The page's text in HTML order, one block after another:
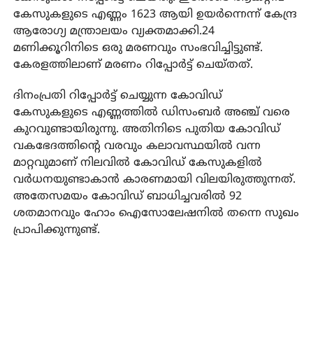
കേസുകളുടെ എണ്ണം 1623 ആയി ഉയര്‍ന്നെന്ന് കേന്ദ്ര
ആരോഗ്യ മന്ത്രാലയം വ്യക്തമാക്കി.24
മണിക്കൂറിനിടെ ഒരു മരണവും സംഭവിച്ചിട്ടുണ്ട്.
കേരളത്തിലാണ് മരണം റിപ്പോര്‍ട്ട് ചെയ്തത്.
ദിനംപ്രതി റിപ്പോര്‍ട്ട് ചെയ്യുന്ന കോവിഡ്
കേസുകളുടെ എണ്ണത്തില്‍ ഡിസംബര്‍ അഞ്ച് വരെ
കുറവുണ്ടായിരുന്നു. അതിനിടെ പുതിയ കോവിഡ്
വകഭേദത്തിന്റെ വരവും കലാവസ്ഥയില്‍ വന്ന
മാറ്റവുമാണ് നിലവില്‍ കോവിഡ് കേസുകളില്‍
വര്‍ധനയുണ്ടാകാന്‍ കാരണമായി വിലയിരുത്തുന്നത്.
അതേസമയം കോവിഡ് ബാധിച്ചവരില്‍ 92
ശതമാനവും ഹോം ഐസോലേഷനില്‍ തന്നെ സുഖം
പ്രാപിക്കുന്നുണ്ട്.